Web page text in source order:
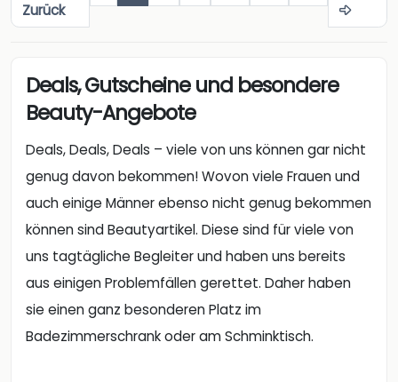
Zurück
Deals, Gutscheine und besondere
Beauty-Angebote
Deals, Deals, Deals – viele von uns können gar nicht
genug davon bekommen! Wovon viele Frauen und
auch einige Männer ebenso nicht genug bekommen
können sind Beautyartikel. Diese sind für viele von
uns tagtägliche Begleiter und haben uns bereits
aus einigen Problemfällen gerettet. Daher haben
sie einen ganz besonderen Platz im
Badezimmerschrank oder am Schminktisch.